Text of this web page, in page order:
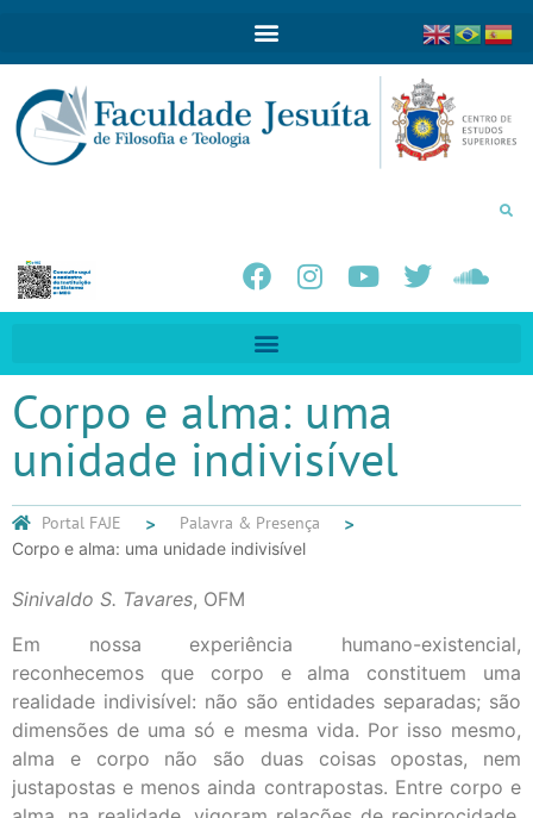
Corpo e alma: uma
unidade indivisível
Portal FAJE Palavra & Presença
Corpo e alma: uma unidade indivisível
Sinivaldo S. Tavares, OFM
Em nossa experiência humano-existencial,
reconhecemos que corpo e alma constituem uma
realidade indivisível: não são entidades separadas; são
dimensões de uma só e mesma vida. Por isso mesmo,
alma e corpo não são duas coisas opostas, nem
justapostas e menos ainda contrapostas. Entre corpo e